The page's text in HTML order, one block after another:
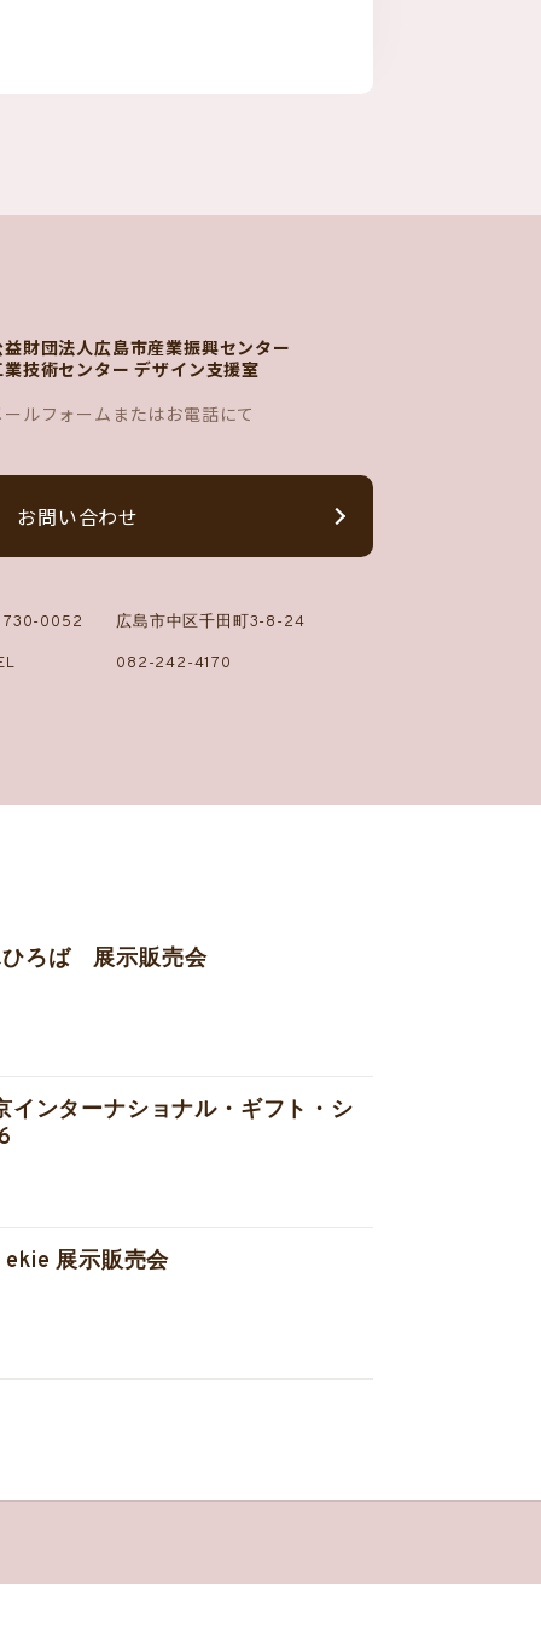
益財団法人広島市産業振興センター
業技術センター デザイン支援室
ールフォームまたはお電話にて
お問い合わせ
730-0052 広島市中区千田町3-8-24
082-242-4170
ひろば 展示販売会
インターナショナル・ギフト・シ
展示販売会